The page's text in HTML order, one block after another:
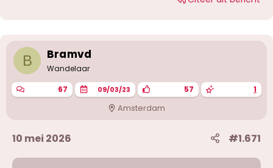
n
g
n
:
B Bramvd
Wandelaar
67 09/03/23 57 1
Amsterdam
10 mei 2026 #1.671